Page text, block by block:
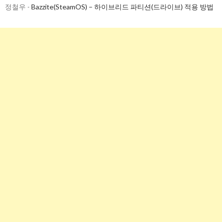
정철우 - Bazzite(SteamOS) – 하이브리드 파티션(드라이브) 적용 방법